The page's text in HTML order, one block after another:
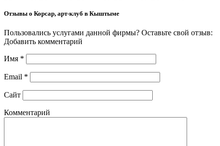
Отзывы о Корсар, арт-клуб в Кыштыме
Пользовались услугами данной фирмы? Оставьте свой отзыв:
Добавить комментарий
Имя *
Email *
Сайт
Комментарий